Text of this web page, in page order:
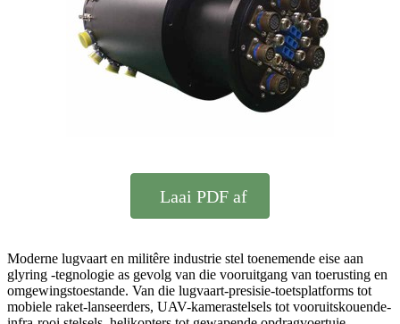
Laai PDF af
Moderne lugvaart en militêre industrie stel toenemende eise aan
glyring -tegnologie as gevolg van die vooruitgang van toerusting en
omgewingstoestande. Van die lugvaart-presisie-toetsplatforms tot
mobiele raket-lanseerders, UAV-kamerastelsels tot vooruitskouende-